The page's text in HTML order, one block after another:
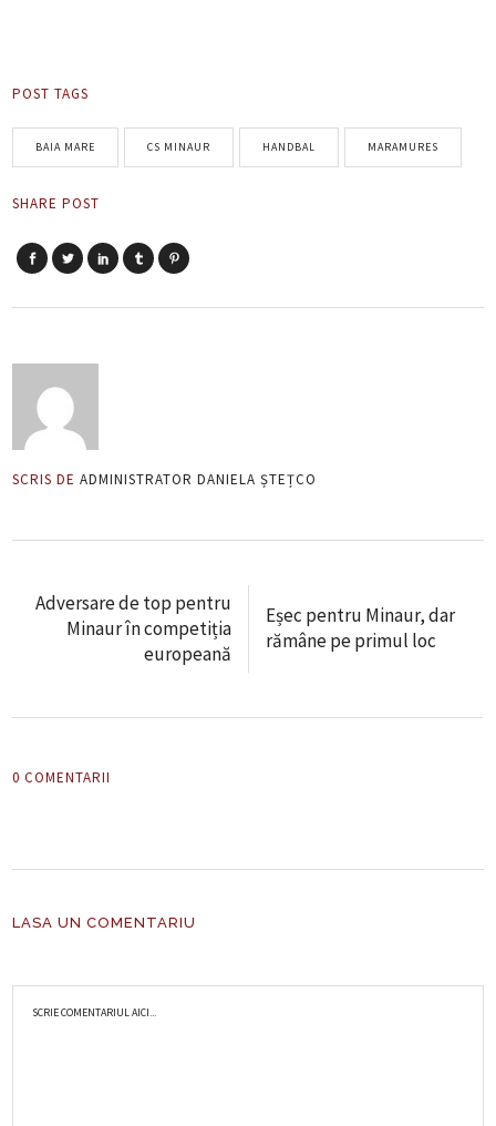
POST TAGS
BAIA MARE CS MINAUR HANDBAL MARAMURES
SHARE POST
SCRIS DE ADMINISTRATOR DANIELA ȘTEȚCO
Adversare de top pentru
Minaur în competiția
europeană
Eșec pentru Minaur, dar
rămâne pe primul loc
0 COMENTARII
LASA UN COMENTARIU